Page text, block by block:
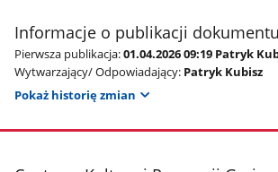
Informacje o publikacji dokumentu
Pierwsza publikacja:01.04.2026 09:19 Patryk
Wytwarzający/ Odpowiadający: Patryk Kubisz
Pokaż historię zmian